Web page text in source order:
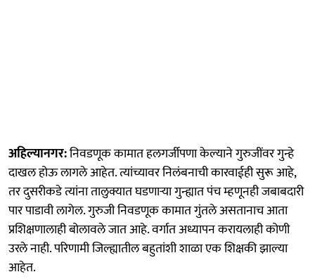
अहिल्यानगर:निवडणूक कामात हलगर्जीपणा केल्याने गुरुजींवर गुन्हे
दाखल होऊ लागले आहेत. त्यांच्यावर निलंबनाची कारवाईही सुरू आहे,
तर दुसरीकडे त्यांना तालुक्यात घडणाऱ्या गुन्ह्यात पंच म्हणूनही जबाबदारी
पार पाडावी लागेल. गुरुजी निवडणूक कामात गुंतले असतानाच आता
प्रशिक्षणालाही बोलावले जात आहे. वर्गात अध्यापन करायलाही कोणी
उरले नाही. परिणामी जिल्ह्यातील बहुतांशी शाळा एक शिक्षकी झाल्या
आहेत.